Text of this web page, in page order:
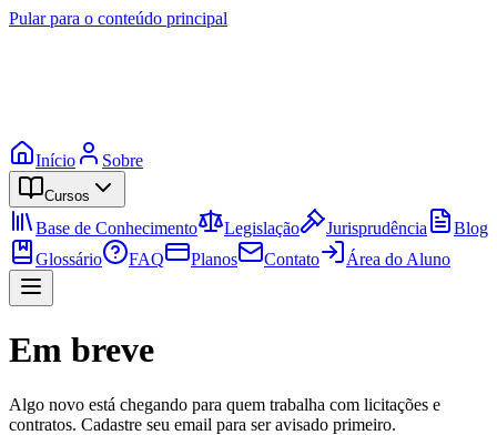
Pular para o conteúdo principal
Início Sobre
Cursos
Base de Conhecimento Legislação Jurisprudência
Blog
Glossário
FAQ Planos Contato Área do Aluno
Em breve
Algo novo está chegando para quem trabalha com licitações e
contratos. Cadastre seu email para ser avisado primeiro.